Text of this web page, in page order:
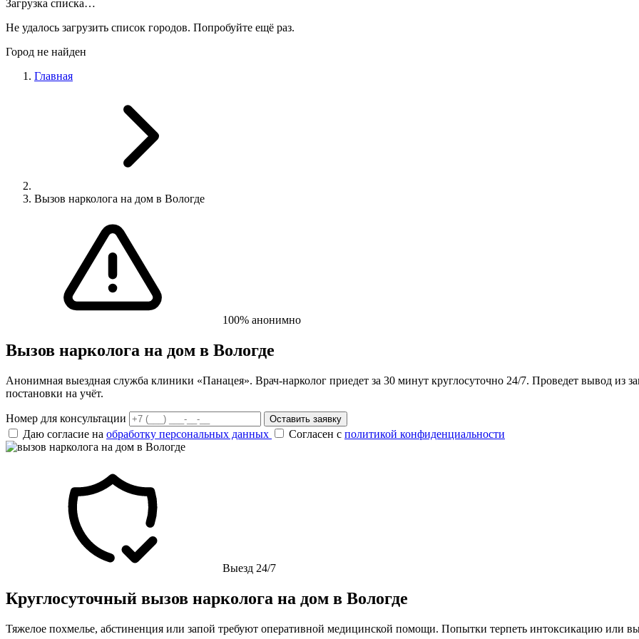
Загрузка списка…
Не удалось загрузить список городов. Попробуйте ещё раз.
Город не найден
Главная
Вызов нарколога на дом в Вологде
100% анонимно
Вызов нарколога на дом в Вологде
Анонимная выездная служба клиники «Панацея». Врач-нарколог приедет за 30 минут круглосуточно 24/7. Проведет вывод из
постановки на учёт.
Номер для консультации Оставить заявку
Даю согласие на обработку персональных данных Согласен с политикой конфиденциальности
Выезд 24/7
Круглосуточный вызов нарколога на дом в Вологде
Тяжелое похмелье, абстиненция или запой требуют оперативной медицинской помощи. Попытки терпеть интоксикацию или